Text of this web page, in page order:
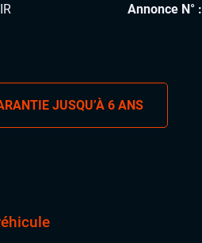
Annonce N° :
JUSQU’À 6 ANS